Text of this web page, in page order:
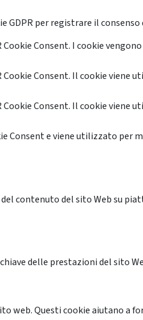
GDPR per registrare il
Consent. I cookie
Consent. Il cookie
Consent. Il cookie
Consent e viene utilizzato
contenuto del sito Web su
delle prestazioni del sito
Questi cookie aiutano a